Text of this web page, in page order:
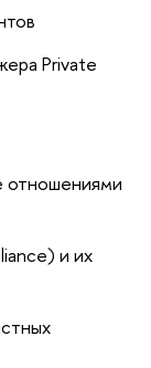
Private
отношениями
и их